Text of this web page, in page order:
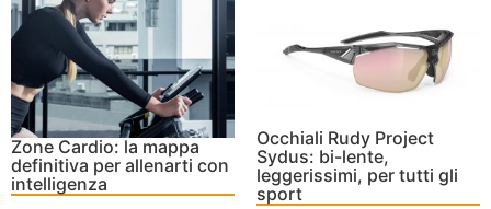
Zone Cardio: la mappa
definitiva per allenarti con
intelligenza
Occhiali Rudy Project
Sydus: bi-lente,
leggerissimi, per tutti gli
sport